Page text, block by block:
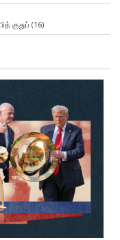
குதுப் (16)